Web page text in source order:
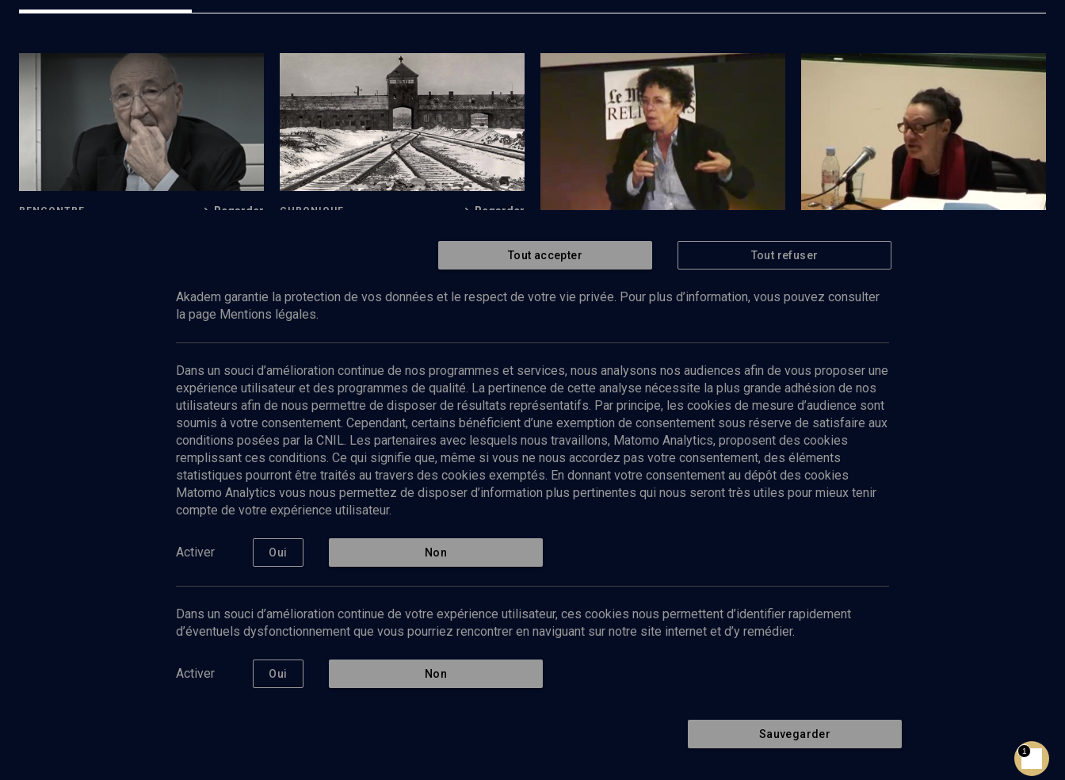
L'un des derniers survivants d'Auschwitz
témoigne
RENCONTRE Regarder
Histoire de la Shoah - Cours N°13/24
CHRONIQUE Regarder
Rester humain
HISTOIRE Regarder
Auschwitz, l'impossible regard
Littérature et Shoah. Dans la grande
bibliothèque de la Catastrophe (1/3)
CULTURE
Écrire de génération en génération
Abonnez-vous à notre newsletter
Envoyer
Nos Chaines
Culture
Limoud
Université
Podcast
Politique de protection des données
personnelles
Mentions légales
Contact
Retour en haut de page
Tout accepter Tout refuser
Akadem garantie la protection de vos données et le respect de votre vie privée. Pour plus d’information, vous pouvez consulter
la page Mentions légales.
Dans un souci d’amélioration continue de nos programmes et services, nous analysons nos audiences afin de vous proposer une
expérience utilisateur et des programmes de qualité. La pertinence de cette analyse nécessite la plus grande adhésion de nos
utilisateurs afin de nous permettre de disposer de résultats représentatifs. Par principe, les cookies de mesure d’audience sont
soumis à votre consentement. Cependant, certains bénéficient d’une exemption de consentement sous réserve de satisfaire aux
conditions posées par la CNIL. Les partenaires avec lesquels nous travaillons, Matomo Analytics, proposent des cookies
remplissant ces conditions. Ce qui signifie que, même si vous ne nous accordez pas votre consentement, des éléments
statistiques pourront être traités au travers des cookies exemptés. En donnant votre consentement au dépôt des cookies
Matomo Analytics vous nous permettez de disposer d’information plus pertinentes qui nous seront très utiles pour mieux tenir
compte de votre expérience utilisateur.
Activer Oui Non
Dans un souci d’amélioration continue de votre expérience utilisateur, ces cookies nous permettent d’identifier rapidement
d’éventuels dysfonctionnement que vous pourriez rencontrer en naviguant sur notre site internet et d’y remédier.
Activer Oui Non
Sauvegarder
1